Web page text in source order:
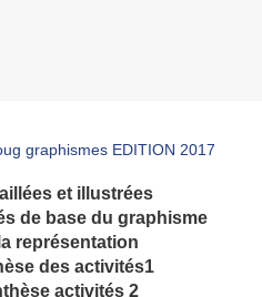
et illustrées
de base du graphisme
représentation